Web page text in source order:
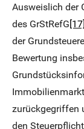
Ausweislich der
des GrStRefG[17]
der
Bewertung
zurückgegriffen
den